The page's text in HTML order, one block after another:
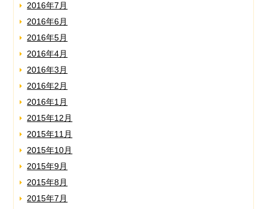
2016年7月
2016年6月
2016年5月
2016年4月
2016年3月
2016年2月
2016年1月
2015年12月
2015年11月
2015年10月
2015年9月
2015年8月
2015年7月